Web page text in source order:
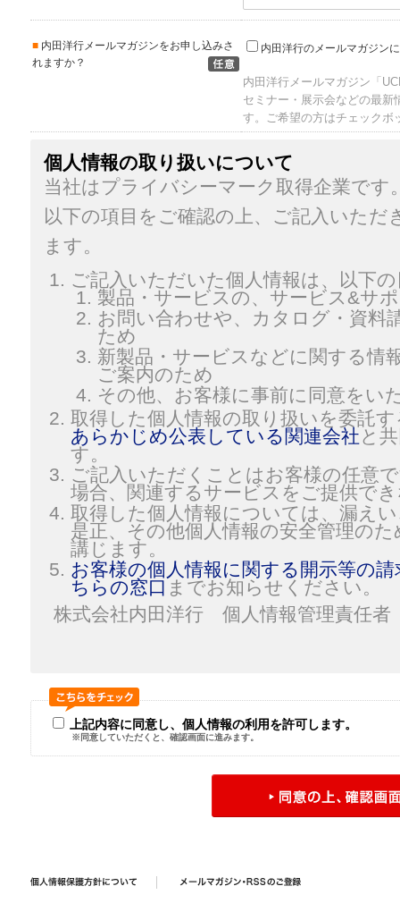
■ 内田洋行メールマガジンをお申し込みさ
れますか？
内田洋行のメールマガジン
内田洋行メールマガジン「
セミナー・展示会などの最新
す。ご希望の方はチェックボ
個人情報の取り扱いについて
当社はプライバシーマーク取得企業です
以下の項目をご確認の上、ご記入いた
ます。
ご記入いただいた個人情報は、以下
製品・サービスの、サービス&サ
お問い合わせや、カタログ・資料
ため
新製品・サービスなどに関する情
ご案内のため
その他、お客様に事前に同意をい
取得した個人情報の取り扱いを委託
あらかじめ公表している関連会社と
す。
ご記入いただくことはお客様の任意
場合、関連するサービスをご提供で
取得した個人情報については、漏え
是正、その他個人情報の安全管理の
講じます。
お客様の個人情報に関する開示等の
ちらの窓口 までお知らせください。
株式会社内田洋行 個人情報管理責任
上記内容に同意し、個人情報の利用を許可します。
※同意していただくと、確認画面に進みます。